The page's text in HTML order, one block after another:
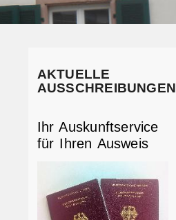
AKTUELLE
AUSSCHREIBUNGEN
Ihr Auskunftservice
für Ihren Ausweis